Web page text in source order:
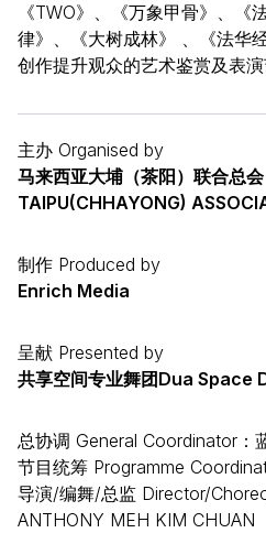
《TWO》、《万象甲骨》、《
律》、《大树成林》 、《法华
创作提升观众的艺术鉴赏及表演
主办 Organised by
马来西亚大埔（茶阳）联合总
TAIPU(CHHAYONG)
制作 Produced by
Enrich Media
呈献 Presented by
共享空间专业舞团Dua Space
总协调 General Coordinator：
节目统筹 Programme
导演/编舞/总监 Director/
ANTHONY MEH KIM CHUAN